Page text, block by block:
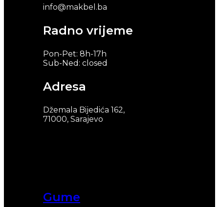
Gume
info@makbel.ba
Radno vrijeme
Pon-Pet: 8h-17h
Sub-Ned: closed
Adresa
Džemala Bijedića 162,
71000, Sarajevo